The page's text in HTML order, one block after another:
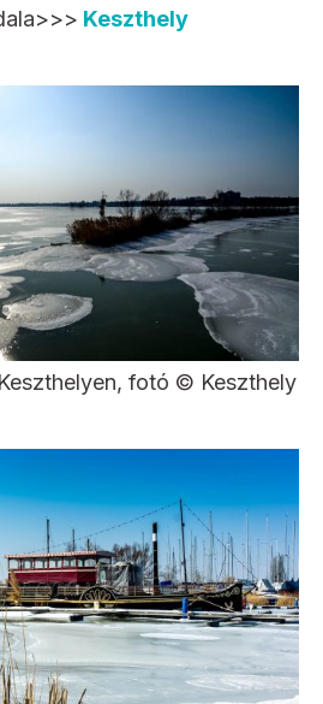
Keszthely
fotó © Keszthely